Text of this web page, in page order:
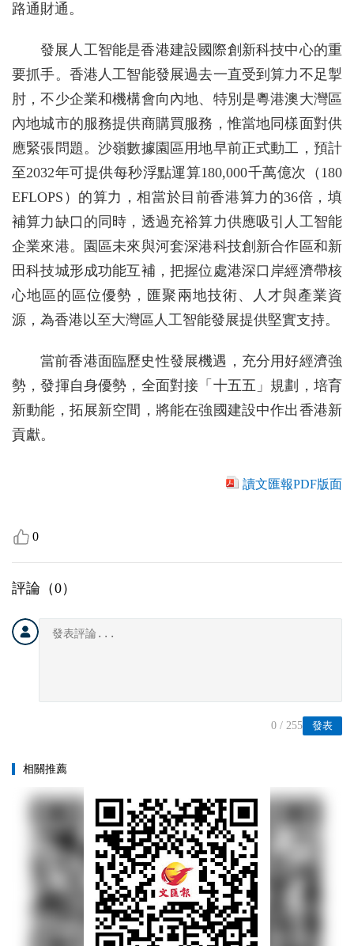
路通財通。
發展人工智能是香港建設國際創新科技中心的重
要抓手。香港人工智能發展過去一直受到算力不足掣
肘，不少企業和機構會向內地、特別是粵港澳大灣區
內地城市的服務提供商購買服務，惟當地同樣面對供
應緊張問題。沙嶺數據園區用地早前正式動工，預計
至2032年可提供每秒浮點運算180,000千萬億次（180
EFLOPS）的算力，相當於目前香港算力的36倍，填
補算力缺口的同時，透過充裕算力供應吸引人工智能
企業來港。園區未來與河套深港科技創新合作區和新
田科技城形成功能互補，把握位處港深口岸經濟帶核
心地區的區位優勢，匯聚兩地技術、人才與產業資
源，為香港以至大灣區人工智能發展提供堅實支持。
當前香港面臨歷史性發展機遇，充分用好經濟強
勢，發揮自身優勢，全面對接「十五五」規劃，培育
新動能，拓展新空間，將能在強國建設中作出香港新
貢獻。
讀文匯報PDF版面
0
評論（0）
發表
0 / 255
相關推薦